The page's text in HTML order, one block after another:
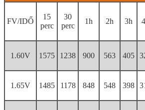
FV/IDŐ
15
perc
30
perc
1h 2h 3h
1.60V 1575 1238 900 563 405
1.65V 1485 1178 848 548 398